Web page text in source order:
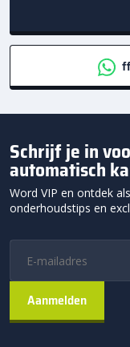
Schrijf je in
automatisch
Word VIP en ontdek
onderhoudstips en